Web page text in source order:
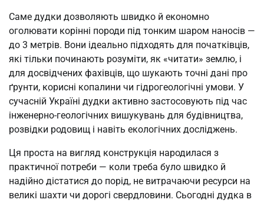
Саме дудки дозволяють швидко й економно
оголювати корінні породи під тонким шаром наносів —
до 3 метрів. Вони ідеально підходять для початківців,
які тільки починають розуміти, як «читати» землю, і
для досвідчених фахівців, що шукають точні дані про
ґрунти, корисні копалини чи гідрогеологічні умови. У
сучасній Україні дудки активно застосовують під час
інженерно-геологічних вишукувань для будівництва,
розвідки родовищ і навіть екологічних досліджень.
Ця проста на вигляд конструкція народилася з
практичної потреби — коли треба було швидко й
надійно дістатися до порід, не витрачаючи ресурси на
великі шахти чи дорогі свердловини. Сьогодні дудка в